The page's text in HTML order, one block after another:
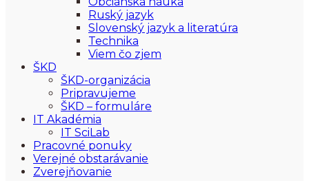
Ruský jazyk
Slovenský jazyk a literatúra
Technika
Viem čo zjem
ŠKD
ŠKD-organizácia
Pripravujeme
ŠKD – formuláre
IT Akadémia
IT SciLab
Pracovné ponuky
Verejné obstarávanie
Zverejňovanie